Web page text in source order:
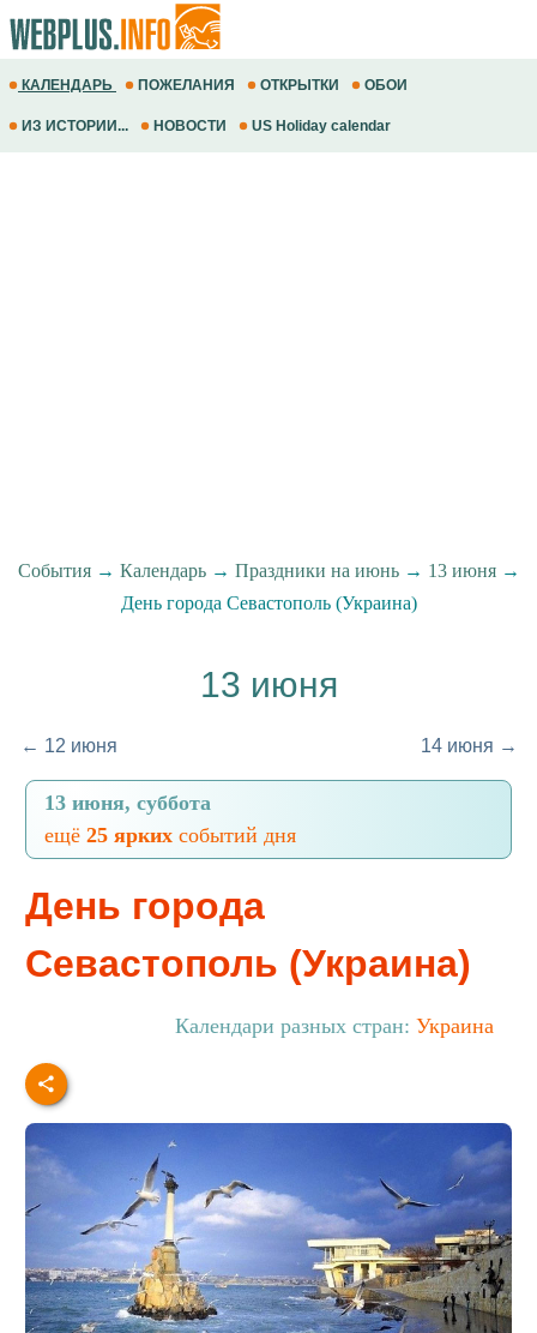
КАЛЕНДАРЬ ПОЖЕЛАНИЯ ОТКРЫТКИ ОБОИ
ИЗ ИСТОРИИ... НОВОСТИ US Holiday calendar
События→ Календарь→ Праздники на июнь→ 13 июня→
День города Севастополь (Украина)
13 июня
← 12 июня 14 июня →
13 июня, суббота
ещё 25 ярких событий дня
День города
Севастополь (Украина)
Календари разных стран: Украина